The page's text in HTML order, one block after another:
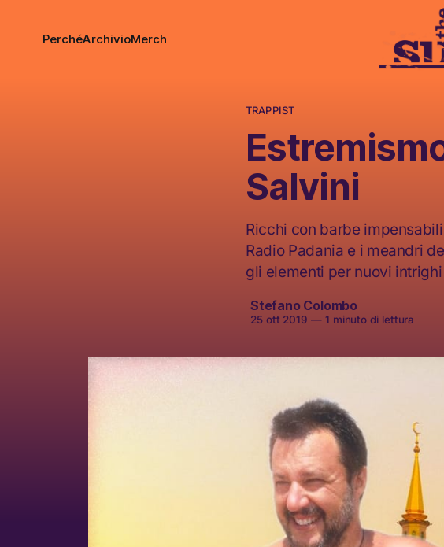
PerchéArchivioMerch
TRAPPIST
Salvini
Ricchi con barbe
Radio Padania e i meandri
gli elementi per nuovi
Stefano Colombo
25 ott 2019 —1 minuto di lettura